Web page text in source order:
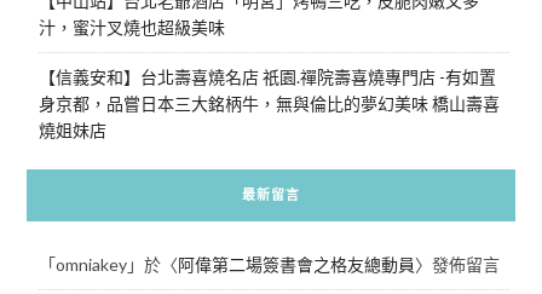
汁，蜜汁叉燒也超級美味
【信義安和】台北壽喜燒名店 祇園.禪院壽喜燒專門店 -有如置
身京都，品嘗日本三大銘柄牛，無與倫比的夢幻美味 橋山壽喜
燒姐妹店
最新留言
「omniakey」於〈阿偉第二場簽書會之格友總動員〉發佈留言